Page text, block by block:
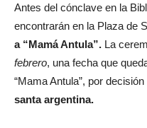
Antes del cónclave en la
encontrarán en la Plaza de
a “Mamá Antula”. La
febrero, una fecha que
“Mama Antula”, por
santa argentina.